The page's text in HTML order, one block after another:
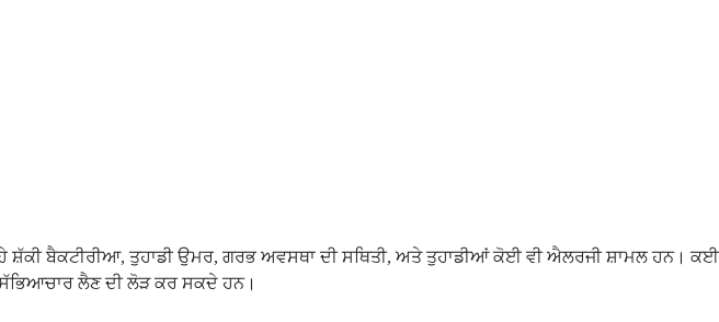
ਸ਼ੱਕੀ ਬੈਕਟੀਰੀਆ, ਤੁਹਾਡੀ ਉਮਰ, ਗਰਭ ਅਵਸਥਾ ਦੀ ਸਥਿਤੀ, ਅਤੇ ਤੁਹਾਡੀਆਂ ਕੋਈ ਵੀ ਐਲਰਜੀ ਸ਼ਾਮਲ ਹਨ। ਕਈ
ਲੈਣ ਦੀ ਲੋੜ ਕਰ ਸਕਦੇ ਹਨ।